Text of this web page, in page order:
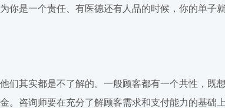
你是一个责任、有医德还有人品的时候，你的单子
其实都是不了解的。一般顾客都有一个共性，既
。咨询师要在充分了解顾客需求和支付能力的基础上